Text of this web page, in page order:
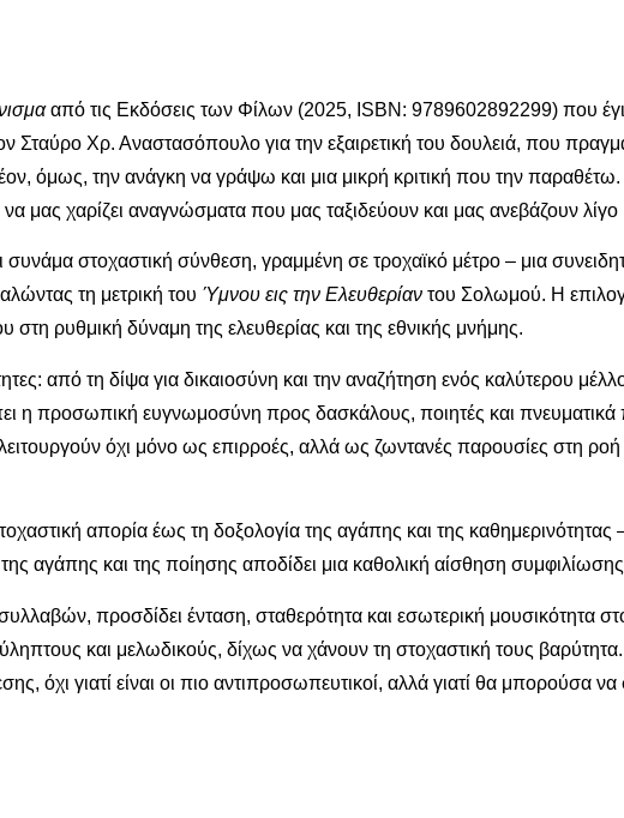
από τις Εκδόσεις των Φίλων (2025, ISBN: 9789602892299) που
Σταύρο Χρ. Αναστασόπουλο για την εξαιρετική του δουλειά, που
όμως, την ανάγκη να γράψω και μια μικρή κριτική που την
μας χαρίζει αναγνώσματα που μας ταξιδεύουν και μας ανεβάζουν
συνάμα στοχαστική σύνθεση, γραμμένη σε τροχαϊκό μέτρο – μια
τη μετρική του Ύμνου εις την Ελευθερίαν του Σολωμού. Η
ρυθμική δύναμη της ελευθερίας και της εθνικής μνήμης.
από τη δίψα για δικαιοσύνη και την αναζήτηση ενός καλύτερου
η προσωπική ευγνωμοσύνη προς δασκάλους, ποιητές και
όχι μόνο ως επιρροές, αλλά ως ζωντανές παρουσίες στη ροή
απορία έως τη δοξολογία της αγάπης και της
αγάπης και της ποίησης αποδίδει μια καθολική αίσθηση
προσδίδει ένταση, σταθερότητα και εσωτερική μουσικότητα
και μελωδικούς, δίχως να χάνουν τη στοχαστική τους
όχι γιατί είναι οι πιο αντιπροσωπευτικοί, αλλά γιατί θα μπορούσα